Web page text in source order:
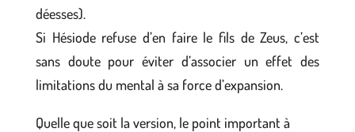
déesses).
Si Hésiode refuse d’en faire le fils de Zeus, c’est
sans doute pour éviter d’associer un effet des
limitations du mental à sa force d’expansion.
Quelle que soit la version, le point important à